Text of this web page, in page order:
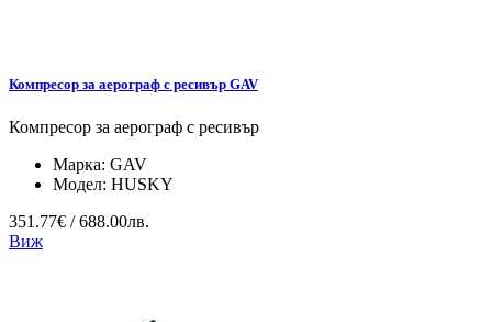
Компресор за аерограф с ресивър GAV
Компресор за аерограф с ресивър
Марка: GAV
Модел: HUSKY
351.77€ / 688.00лв.
Виж